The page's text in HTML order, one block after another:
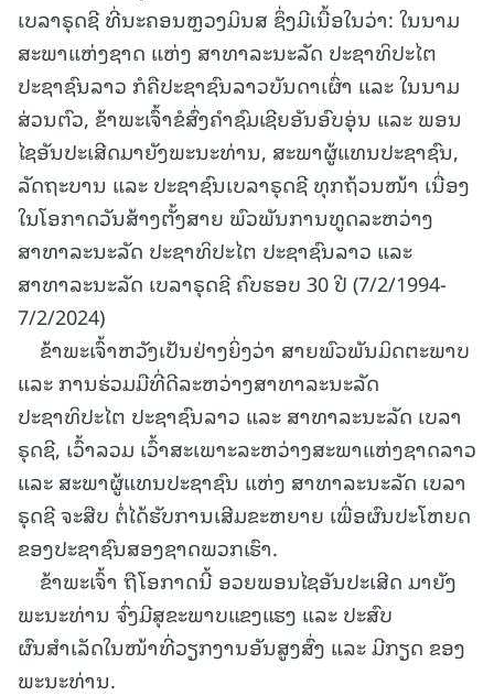
ເບລາຣຸດຊີ ທີ່ນະຄອນຫຼວງມິນສ ຊຶ່ງມີເນື້ອໃນວ່າ: ໃນນາມ
ສະພາແຫ່ງຊາດ ແຫ່ງ ສາທາລະນະລັດ ປະຊາທິປະໄຕ
ປະຊາຊົນລາວ ກໍຄືປະຊາຊົນລາວບັນດາເຜົ່າ ແລະ ໃນນາມ
ສ່ວນຕົວ, ຂ້າພະເຈົ້າຂໍສົ່ງຄຳຊົມເຊີຍອັນອົບອຸ່ນ ແລະ ພອນ
ໄຊອັນປະເສີດມາຍັງພະນະທ່ານ, ສະພາຜູ້ແທນປະຊາຊົນ,
ລັດຖະບານ ແລະ ປະຊາຊົນເບລາຣຸດຊີ ທຸກຖ້ວນໜ້າ ເນື່ອງ
ໃນໂອກາດວັນສ້າງຕັ້ງສາຍ ພົວພັນການທູດລະຫວ່າງ
ສາທາລະນະລັດ ປະຊາທິປະໄຕ ປະຊາຊົນລາວ ແລະ
ສາທາລະນະລັດ ເບລາຣຸດຊີ ຄົບຮອບ 30 ປີ (7/2/1994-
7/2/2024)
ຂ້າພະເຈົ້າຫວັງເປັນຢ່າງຍິ່ງວ່າ ສາຍພົວພັນມິດຕະພາບ
ແລະ ການຮ່ວມມືທີ່ດີລະຫວ່າງສາທາລະນະລັດ
ປະຊາທິປະໄຕ ປະຊາຊົນລາວ ແລະ ສາທາລະນະລັດ ເບລາ
ຣຸດຊີ, ເວົ້າລວມ ເວົ້າສະເພາະລະຫວ່າງສະພາແຫ່ງຊາດລາວ
ແລະ ສະພາຜູ້ແທນປະຊາຊົນ ແຫ່ງ ສາທາລະນະລັດ ເບລາ
ຣຸດຊີ ຈະສືບ ຕໍ່ໄດ້ຮັບການເສີມຂະຫຍາຍ ເພື່ອຜົນປະໂຫຍດ
ຂອງປະຊາຊົນສອງຊາດພວກເຮົາ.
ຂ້າພະເຈົ້າ ຖືໂອກາດນີ້ ອວຍພອນໄຊອັນປະເສີດ ມາຍັງ
ພະນະທ່ານ ຈົ່ງມີສຸຂະພາບແຂງແຮງ ແລະ ປະສົບ
ຜົນສຳເລັດໃນໜ້າທີ່ວຽກງານອັນສູງສົ່ງ ແລະ ມີກຽດ ຂອງ
ພະນະທ່ານ.